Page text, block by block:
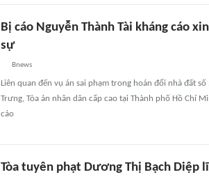
Bị cáo Nguyễn Thành Tài kháng cáo
sự
Bnews
Liên quan đến vụ án sai phạm trong hoán đổi nhà đất
Trưng, Tòa án nhân dân cấp cao tại Thành phố Hồ Chí
cáo
Tòa tuyên phạt Dương Thị Bạch Diệp